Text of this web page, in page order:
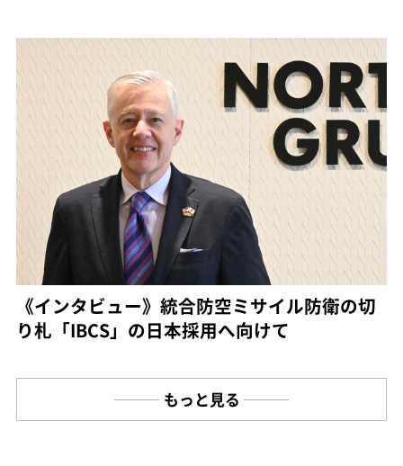
《インタビュー》統合防空ミサイル防衛の切
り札「IBCS」の日本採用へ向けて
もっと見る